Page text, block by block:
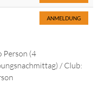
ANMELDUNG
Person (4
/ Club: